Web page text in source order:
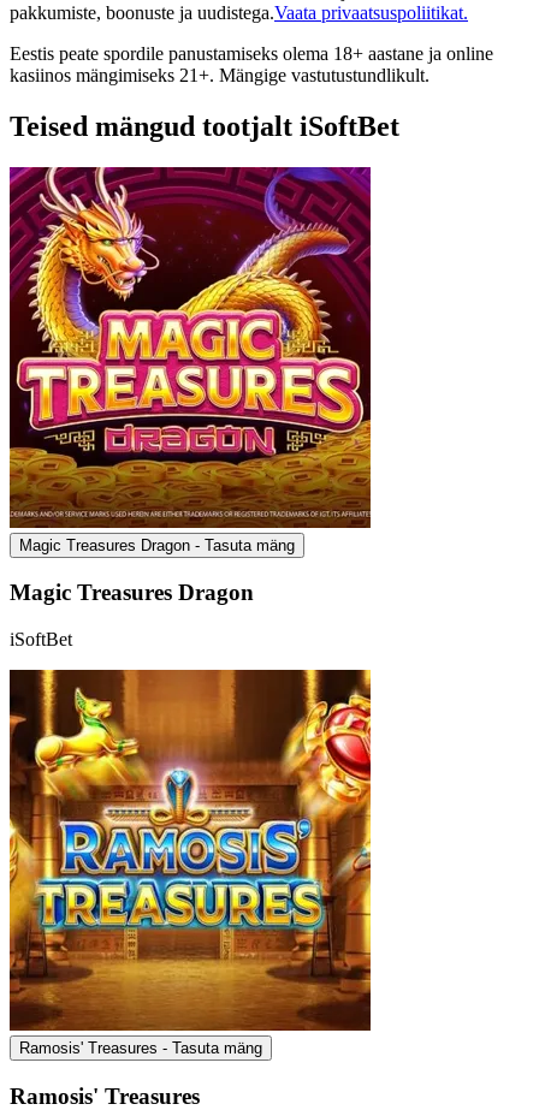
pakkumiste, boonuste ja uudistega.Vaata privaatsuspoliitikat.
Eestis peate spordile panustamiseks olema 18+ aastane ja online
kasiinos mängimiseks 21+. Mängige vastutustundlikult.
Teised mängud tootjalt iSoftBet
Magic Treasures Dragon - Tasuta mäng
Magic Treasures Dragon
iSoftBet
Ramosis' Treasures - Tasuta mäng
Ramosis' Treasures